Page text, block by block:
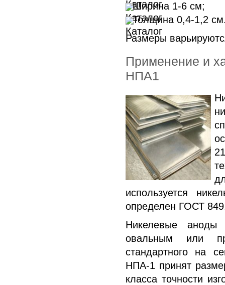
Ширина 1-6 см;
Толщина 0,4-1,2
Размеры
Применение и
НПА1
используется
определен ГОСТ
Никелевые
овальным или
стандартного на
НПА-1 принят
класса точности